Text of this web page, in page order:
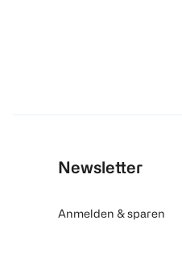
Newsletter
Anmelden & sparen